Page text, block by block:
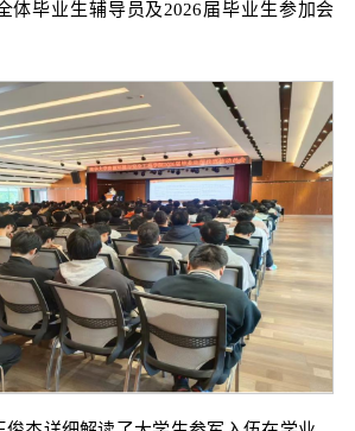
体毕业生辅导员及2026届毕业生参加会